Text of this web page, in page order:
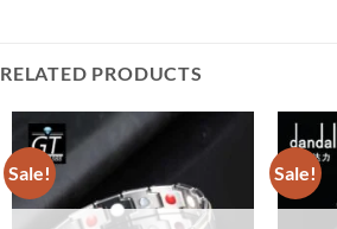
RELATED PRODUCTS
Sale! Sale!